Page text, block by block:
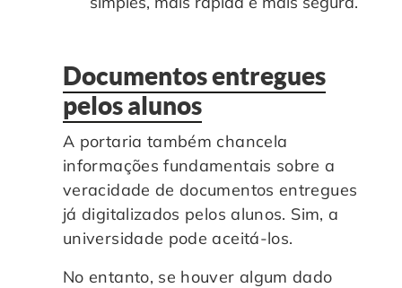
Documentos entregues
pelos alunos
A portaria também chancela
informações fundamentais sobre a
veracidade de documentos entregues
já digitalizados pelos alunos. Sim, a
universidade pode aceitá-los.
No entanto, se houver algum dado